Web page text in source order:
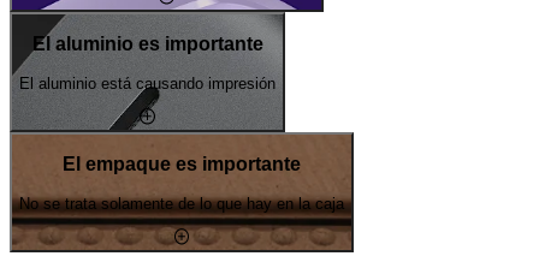
El aluminio es importante
El aluminio está causando impresión
El empaque es importante
No se trata solamente de lo que hay en la caja